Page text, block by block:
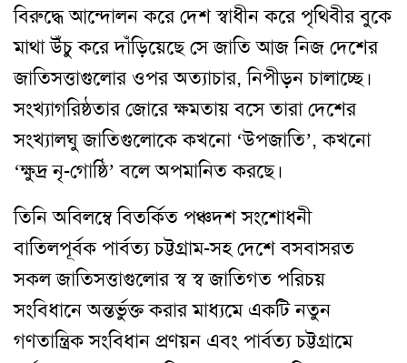
বিরুদ্ধে আন্দোলন করে দেশ স্বাধীন করে পৃথিবীর বুকে
মাথা উঁচু করে দাঁড়িয়েছে সে জাতি আজ নিজ দেশের
জাতিসত্তাগুলোর ওপর অত্যাচার, নিপীড়ন চালাচ্ছে।
সংখ্যাগরিষ্ঠতার জোরে ক্ষমতায় বসে তারা দেশের
সংখ্যালঘু জাতিগুলোকে কখনো ‘উপজাতি’, কখনো
‘ক্ষুদ্র নৃ-গোষ্ঠি’ বলে অপমানিত করছে।
তিনি অবিলম্বে বিতর্কিত পঞ্চদশ সংশোধনী
বাতিলপূর্বক পার্বত্য চট্টগ্রাম-সহ দেশে বসবাসরত
সকল জাতিসত্তাগুলোর স্ব স্ব জাতিগত পরিচয়
সংবিধানে অন্তর্ভুক্ত করার মাধ্যমে একটি নতুন
গণতান্ত্রিক সংবিধান প্রণয়ন এবং পার্বত্য চট্টগ্রামে